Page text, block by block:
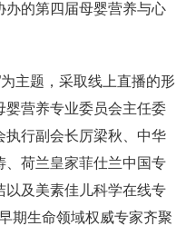
办的第四届母婴营养与心
主题，采取线上直播的形
婴营养专业委员会主任委
执行副会长厉梁秋、中华
、荷兰皇家菲仕兰中国专
以及美素佳儿科学在线专
期生命领域权威专家齐聚